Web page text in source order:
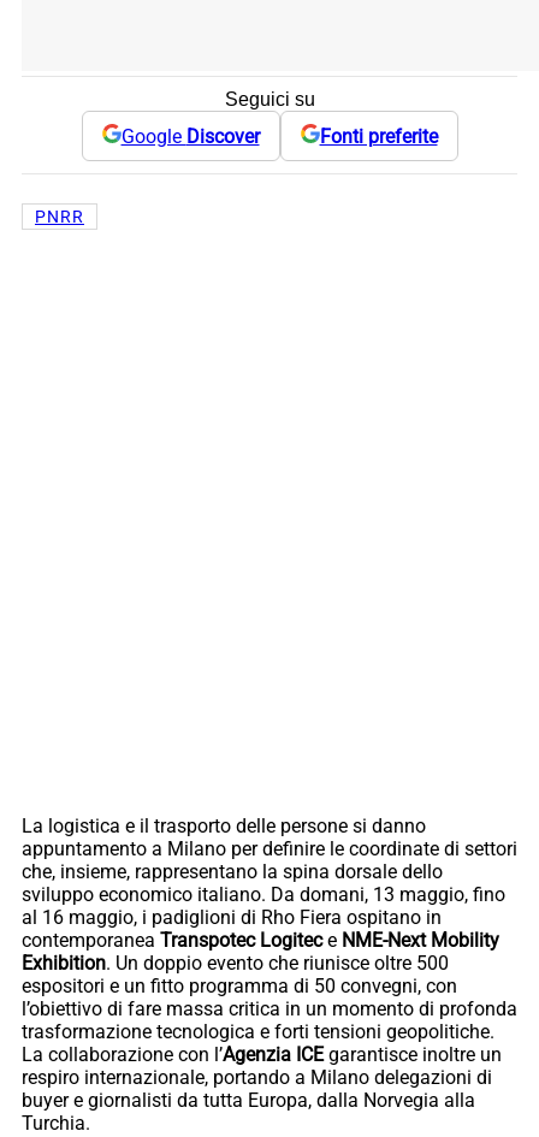
Seguici su
Google Discover Fonti preferite
PNRR
La logistica e il trasporto delle persone si danno
appuntamento a Milano per definire le coordinate di settori
che, insieme, rappresentano la spina dorsale dello
sviluppo economico italiano. Da domani, 13 maggio, fino
al 16 maggio, i padiglioni di Rho Fiera ospitano in
contemporanea Transpotec Logitece NME-Next Mobility
Exhibition. Un doppio evento che riunisce oltre 500
espositori e un fitto programma di 50 convegni, con
l’obiettivo di fare massa critica in un momento di profonda
trasformazione tecnologica e forti tensioni geopolitiche.
La collaborazione con l’Agenzia ICEgarantisce inoltre un
respiro internazionale, portando a Milano delegazioni di
buyer e giornalisti da tutta Europa, dalla Norvegia alla
Turchia.